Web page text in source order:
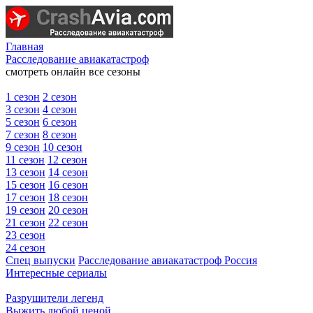
Главная
Расследование авиакатастроф
смотреть онлайн все сезоны
1 сезон 2 сезон
3 сезон 4 сезон
5 сезон 6 сезон
7 сезон 8 сезон
9 сезон 10 сезон
11 сезон 12 сезон
13 сезон 14 сезон
15 сезон 16 сезон
17 сезон 18 сезон
19 сезон 20 сезон
21 сезон 22 сезон
23 сезон
24 сезон
Спец выпуски Расследование авиакатастроф Россия
Интересные сериалы
Разрушители легенд
Выжить любой ценой